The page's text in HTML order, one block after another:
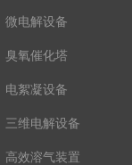
微电解设备
臭氧催化塔
电絮凝设备
三维电解设备
高效溶气装置